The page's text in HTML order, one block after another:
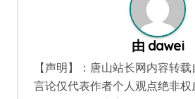
由 dawei
【声明】：唐山站长网内容转
言论仅代表作者个人观点绝非